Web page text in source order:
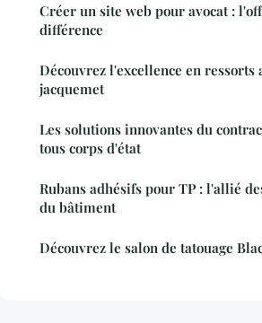
Créer un site web pour avocat :
différence
Découvrez l'excellence en ressorts
jacquemet
Les solutions innovantes du
tous corps d'état
Rubans adhésifs pour TP : l'allié
du bâtiment
Découvrez le salon de tatouage